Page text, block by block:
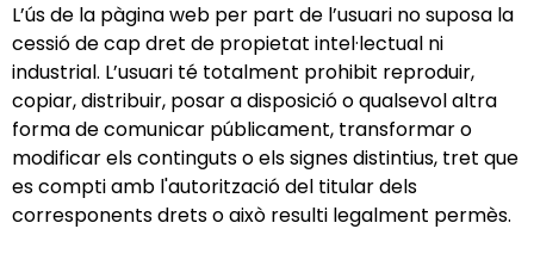
L’ús de la pàgina web per part de l’usuari no suposa la
cessió de cap dret de propietat intel·lectual ni
industrial. L’usuari té totalment prohibit reproduir,
copiar, distribuir, posar a disposició o qualsevol altra
forma de comunicar públicament, transformar o
modificar els continguts o els signes distintius, tret que
es compti amb l'autorització del titular dels
corresponents drets o això resulti legalment permès.